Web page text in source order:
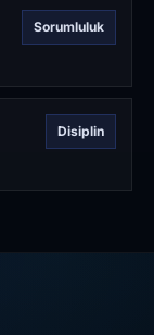
Sorumluluk
Disiplin